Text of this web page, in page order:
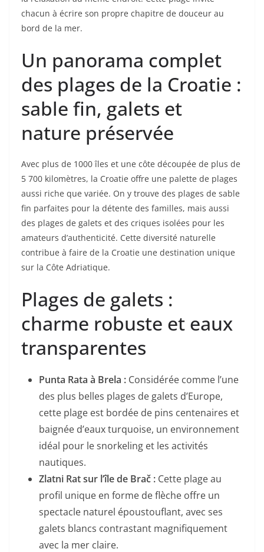
chacun à écrire son propre chapitre de douceur au
bord de la mer.
Un panorama complet
des plages de la Croatie :
sable fin, galets et
nature préservée
Avec plus de 1000 îles et une côte découpée de plus de
5 700 kilomètres, la Croatie offre une palette de plages
aussi riche que variée. On y trouve des plages de sable
fin parfaites pour la détente des familles, mais aussi
des plages de galets et des criques isolées pour les
amateurs d’authenticité. Cette diversité naturelle
contribue à faire de la Croatie une destination unique
sur la Côte Adriatique.
Plages de galets :
charme robuste et eaux
transparentes
Punta Rata à Brela : Considérée comme l’une
des plus belles plages de galets d’Europe,
cette plage est bordée de pins centenaires et
baignée d’eaux turquoise, un environnement
idéal pour le snorkeling et les activités
nautiques.
Zlatni Rat sur l’île de Brač : Cette plage au
profil unique en forme de flèche offre un
spectacle naturel époustouflant, avec ses
galets blancs contrastant magnifiquement
avec la mer claire.